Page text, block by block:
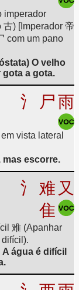
imperador
) [Imperador 帝
com um pano
O velho
a gota.
氵 尸雨
vista lateral
mas escorre.
氵 难 又
隹
难 (Apanhar
difícil).
água é difícil